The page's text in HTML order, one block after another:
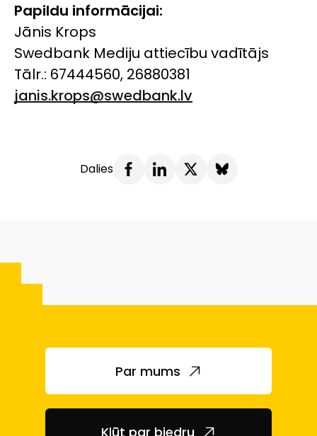
Papildu informācijai:
Jānis Krops
Swedbank Mediju attiecību vadītājs
Tālr.: 67444560, 26880381
janis.krops@swedbank.lv
Dalies
Par mums
Kļūt par biedru